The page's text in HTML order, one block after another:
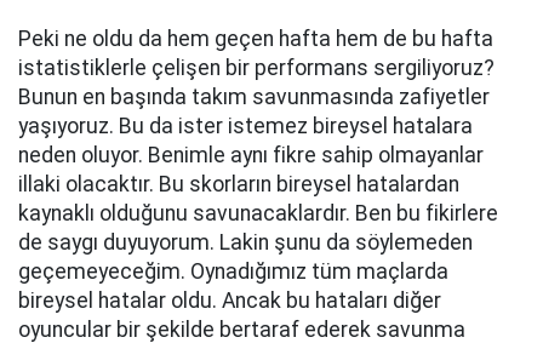
Peki ne oldu da hem geçen hafta hem de bu hafta
istatistiklerle çelişen bir performans sergiliyoruz?
Bunun en başında takım savunmasında zafiyetler
yaşıyoruz. Bu da ister istemez bireysel hatalara
neden oluyor. Benimle aynı fikre sahip olmayanlar
illaki olacaktır. Bu skorların bireysel hatalardan
kaynaklı olduğunu savunacaklardır. Ben bu fikirlere
de saygı duyuyorum. Lakin şunu da söylemeden
geçemeyeceğim. Oynadığımız tüm maçlarda
bireysel hatalar oldu. Ancak bu hataları diğer
oyuncular bir şekilde bertaraf ederek savunma